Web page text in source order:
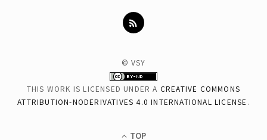
© VSY
THIS WORK IS LICENSED UNDER A CREATIVE COMMONS
ATTRIBUTION-NODERIVATIVES 4.0 INTERNATIONAL LICENSE .
TOP